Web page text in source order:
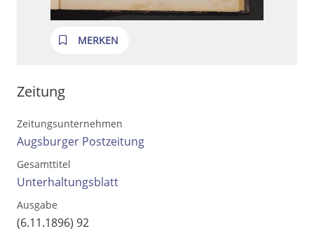
MERKEN
Zeitung
Zeitungsunternehmen
Augsburger Postzeitung
Gesamttitel
Unterhaltungsblatt
Ausgabe
(6.11.1896) 92